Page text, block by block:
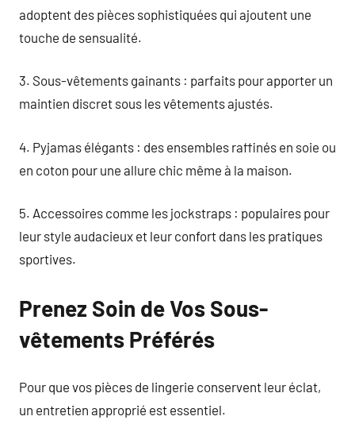
adoptent des pièces sophistiquées qui ajoutent une
touche de sensualité.
3. Sous-vêtements gainants : parfaits pour apporter un
maintien discret sous les vêtements ajustés.
4. Pyjamas élégants : des ensembles raffinés en soie ou
en coton pour une allure chic même à la maison.
5. Accessoires comme les jockstraps : populaires pour
leur style audacieux et leur confort dans les pratiques
sportives.
Prenez Soin de Vos Sous-
vêtements Préférés
Pour que vos pièces de lingerie conservent leur éclat,
un entretien approprié est essentiel.